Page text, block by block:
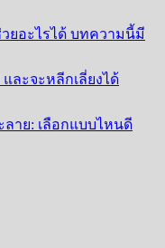
ยอะไรได้ บทความนี้มี
ละจะหลีกเลี่ยงได้
ลาย: เลือกแบบไหนดี